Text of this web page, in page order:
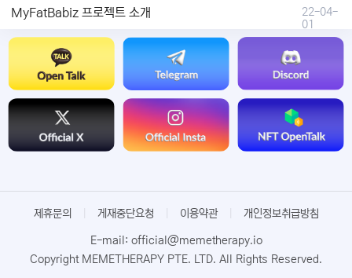
MyFatBabiz 프로젝트 소개
22-04-
01
제휴문의 게재중단요청 이용약관 개인정보취급방침
E-mail: official@memetherapy.io
Copyright MEMETHERAPY PTE. LTD. All Rights Reserved.